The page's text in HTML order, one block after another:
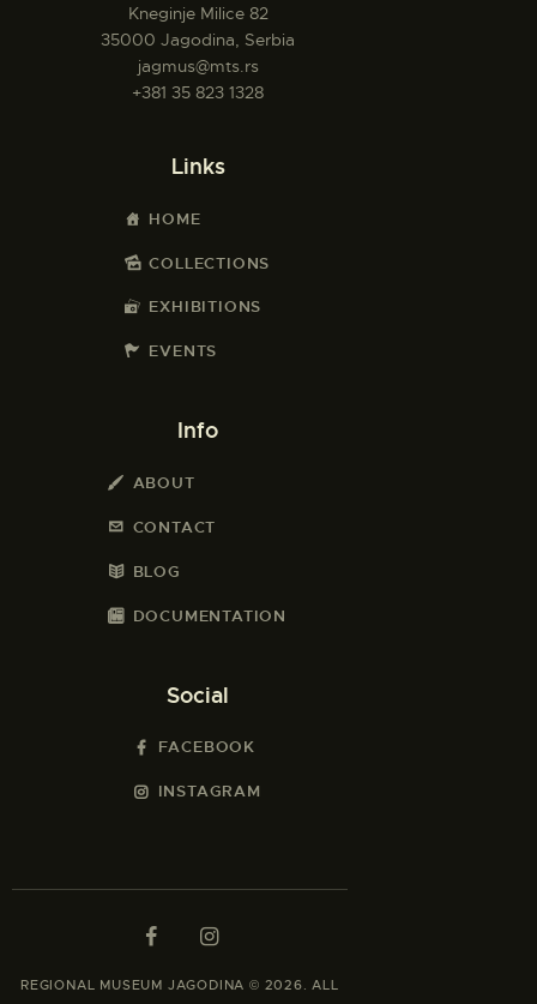
Kneginje Milice 82
35000 Jagodina, Serbia
jagmus@mts.rs
+381 35 823 1328
Links
HOME
COLLECTIONS
EXHIBITIONS
EVENTS
Info
ABOUT
CONTACT
BLOG
DOCUMENTATION
Social
FACEBOOK
INSTAGRAM
REGIONAL MUSEUM JAGODINA © 2026. ALL